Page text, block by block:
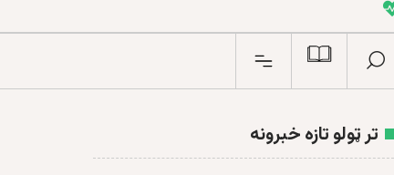
تر ټولو تازه خبرونه